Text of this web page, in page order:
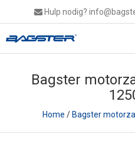
Hulp nodig?
Bagster
Home /Bagster